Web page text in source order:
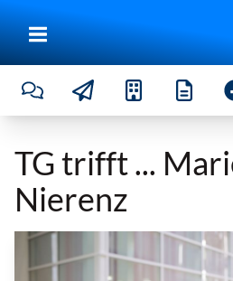
TG trifft ...
Nierenz